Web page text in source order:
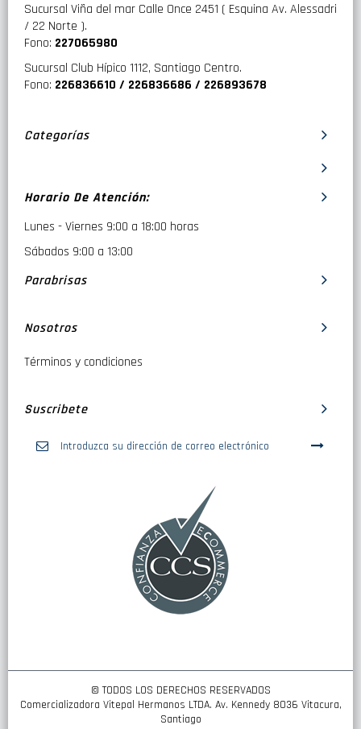
Sucursal Viña del mar Calle Once 2451 ( Esquina Av. Alessadri
/ 22 Norte ).
Fono: 227065980
Sucursal Club Hípico 1112, Santiago Centro.
Fono: 226836610 / 226836686 / 226893678
Categorías
Horario De Atención:
Lunes - Viernes 9:00 a 18:00 horas
Sábados 9:00 a 13:00
Parabrisas
Nosotros
Términos y condiciones
Suscribete
© TODOS LOS DERECHOS RESERVADOS
Comercializadora Vitepal Hermanos LTDA. Av. Kennedy 8036 Vitacura,
Santiago